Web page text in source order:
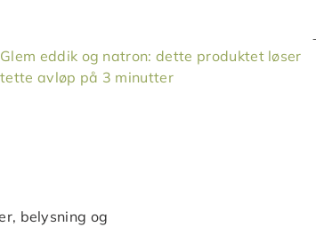
Glem eddik og natron: dette produktet løser
tette avløp på 3 minutter
belysning og